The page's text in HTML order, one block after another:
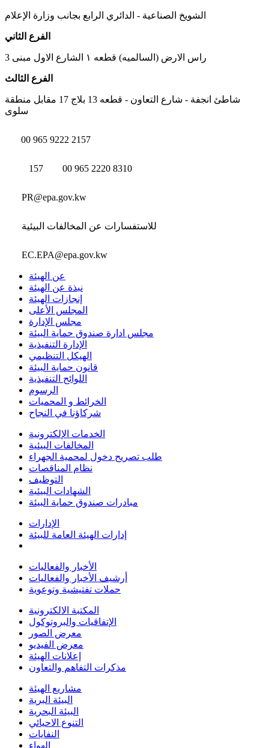
الشويخ الصناعية - الدائري الرابع بجانب وزارة الإعلام
الفرع الثاني
راس الارض (السالميه) قطعه ١ الشارع الاول مبنى 3
الفرع الثالث
شاطئ انجفة - شارع التعاون - قطعه 13 بلاج 17 مقابل منطقة
سلوى
00 965 9222 2157
157 00 965 2220 8310
PR@epa.gov.kw
للاستفسارات عن المخالفات البيئية
EC.EPA@epa.gov.kw
عن الهيئة
نبذة عن الهيئة
إنجازات الهيئة
المجلس الأعلى
مجلس الإدارة
مجلس ادارة صندوق حماية البيئة
الإدارة التنفيذية
الهيكل التنظيمي
قانون حماية البيئة
اللوائح التنفيذية
الرسوم
الخرائط و المحميات
شركاؤنا في النجاح
الخدمات الإلكترونية
المخالفات البيئية
طلب تصريح دخول لمحمية الجهراء
نظام المناقصات
التوظيف
الشهادات البيئية
مبادرات صندوق حماية البيئة
الإدارات
إدارات الهيئة العامة للبيئة
الأخبار والفعاليات
أرشيف الأخبار والفعاليات
حملات تفتيشية وتوعوية
المكتبة الالكترونية
الإتفاقيات والبروتوكول
معرض الصور
معرض الفيديو
إعلانات الهيئة
مذكرات التفاهم والتعاون
مشاريع الهيئة
البيئة البرية
البيئة البحرية
التنوع الاحيائي
النفايات
الهواء